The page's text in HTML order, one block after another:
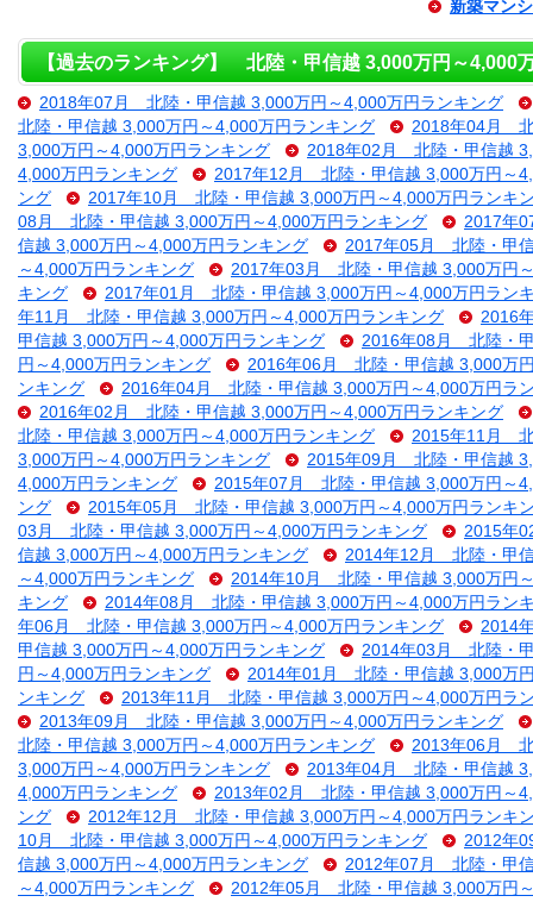
新築マン
【過去のランキング】 北陸・甲信越 3,000万円～4,000
2018年07月 北陸・甲信越 3,000万円～4,000万円ランキング
北陸・甲信越 3,000万円～4,000万円ランキング
2018年04月 北
3,000万円～4,000万円ランキング
2018年02月 北陸・甲信越
4,000万円ランキング
2017年12月 北陸・甲信越 3,000万円～
ング
2017年10月 北陸・甲信越 3,000万円～4,000万円ランキ
08月 北陸・甲信越 3,000万円～4,000万円ランキング
2017年
信越 3,000万円～4,000万円ランキング
2017年05月 北陸・甲
～4,000万円ランキング
2017年03月 北陸・甲信越 3,000万円
キング
2017年01月 北陸・甲信越 3,000万円～4,000万円ラン
年11月 北陸・甲信越 3,000万円～4,000万円ランキング
2016
甲信越 3,000万円～4,000万円ランキング
2016年08月 北陸・
円～4,000万円ランキング
2016年06月 北陸・甲信越 3,000万
ンキング
2016年04月 北陸・甲信越 3,000万円～4,000万円ラ
2016年02月 北陸・甲信越 3,000万円～4,000万円ランキング
北陸・甲信越 3,000万円～4,000万円ランキング
2015年11月 北
3,000万円～4,000万円ランキング
2015年09月 北陸・甲信越
4,000万円ランキング
2015年07月 北陸・甲信越 3,000万円～
ング
2015年05月 北陸・甲信越 3,000万円～4,000万円ランキ
03月 北陸・甲信越 3,000万円～4,000万円ランキング
2015年
信越 3,000万円～4,000万円ランキング
2014年12月 北陸・甲
～4,000万円ランキング
2014年10月 北陸・甲信越 3,000万円
キング
2014年08月 北陸・甲信越 3,000万円～4,000万円ラン
年06月 北陸・甲信越 3,000万円～4,000万円ランキング
2014
甲信越 3,000万円～4,000万円ランキング
2014年03月 北陸・
円～4,000万円ランキング
2014年01月 北陸・甲信越 3,000万
ンキング
2013年11月 北陸・甲信越 3,000万円～4,000万円ラ
2013年09月 北陸・甲信越 3,000万円～4,000万円ランキング
北陸・甲信越 3,000万円～4,000万円ランキング
2013年06月 北
3,000万円～4,000万円ランキング
2013年04月 北陸・甲信越
4,000万円ランキング
2013年02月 北陸・甲信越 3,000万円～
ング
2012年12月 北陸・甲信越 3,000万円～4,000万円ランキ
10月 北陸・甲信越 3,000万円～4,000万円ランキング
2012年
信越 3,000万円～4,000万円ランキング
2012年07月 北陸・甲
～4,000万円ランキング
2012年05月 北陸・甲信越 3,000万円